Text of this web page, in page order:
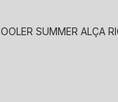
COOLER SUMMER ALÇA